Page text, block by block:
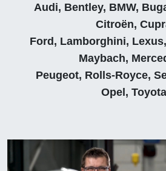
Audi, Bentley, BMW,
Citroën,
Ford, Lamborghini,
Maybach,
Peugeot, Rolls-Royce,
Opel,